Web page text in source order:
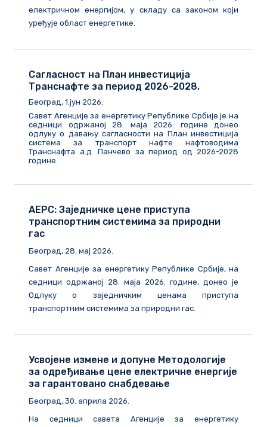
електричном енергијом, у складу са законом који
уређује област енергетике.
Сагласност на План инвестиција
Транснафте за период 2026-2028.
Београд, 1.јун 2026.
Савет Агенције за енергетику Републике Србије је на
седници одржаној 28. маја 2026. године донео
одлуку о давању сагласности на План инвестиција
система за транспорт нафте нафтоводима
Транснафта а.д. Панчево за период од 2026-2028
године.
АЕРС: Заједничке цене приступа
транспортним системима за природни
гас
Београд, 28. мај 2026.
Савет Агенције за енергетику Републике Србије, на
седници одржаној 28. маја 2026. године, донео је
Одлуку о заједничким ценама приступа
транспортним системима за природни гас.
Усвојене измене и допуне Методологије
за одређивање цене електричне енергије
за гарантовано снабдевање
Београд, 30. априла 2026.
На седници савета Агенције за енергетику